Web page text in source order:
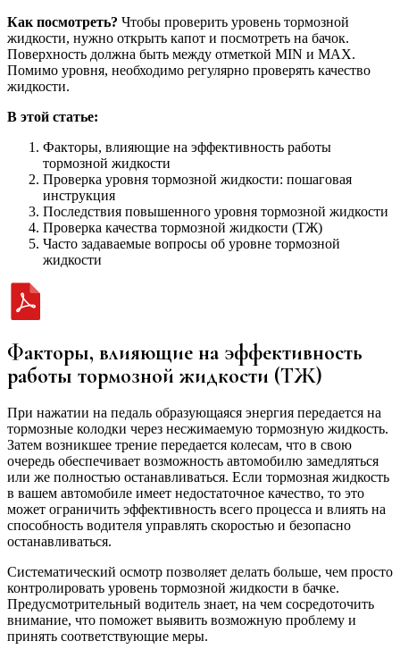
Как посмотреть? Чтобы проверить уровень тормозной
жидкости, нужно открыть капот и посмотреть на бачок.
Поверхность должна быть между отметкой MIN и MAX.
Помимо уровня, необходимо регулярно проверять качество
жидкости.
В этой статье:
Факторы, влияющие на эффективность работы
тормозной жидкости
Проверка уровня тормозной жидкости: пошаговая
инструкция
Последствия повышенного уровня тормозной жидкости
Проверка качества тормозной жидкости (ТЖ)
Часто задаваемые вопросы об уровне тормозной
жидкости
Факторы, влияющие на эффективность
работы тормозной жидкости (ТЖ)
При нажатии на педаль образующаяся энергия передается на
тормозные колодки через несжимаемую тормозную жидкость.
Затем возникшее трение передается колесам, что в свою
очередь обеспечивает возможность автомобилю замедляться
или же полностью останавливаться. Если тормозная жидкость
в вашем автомобиле имеет недостаточное качество, то это
может ограничить эффективность всего процесса и влиять на
способность водителя управлять скоростью и безопасно
останавливаться.
Систематический осмотр позволяет делать больше, чем просто
контролировать уровень тормозной жидкости в бачке.
Предусмотрительный водитель знает, на чем сосредоточить
внимание, что поможет выявить возможную проблему и
принять соответствующие меры.